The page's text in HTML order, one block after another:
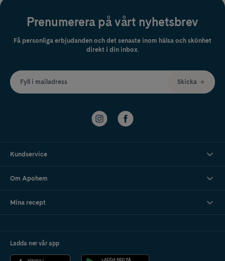
Prenumerera på vårt nyhetsbrev
Få personliga erbjudanden och det senaste inom hälsa och skönhet
direkt i din inbox.
Fyll i mailadress Skicka
Kundservice
Om Apohem
Mina recept
Ladda ner vår app